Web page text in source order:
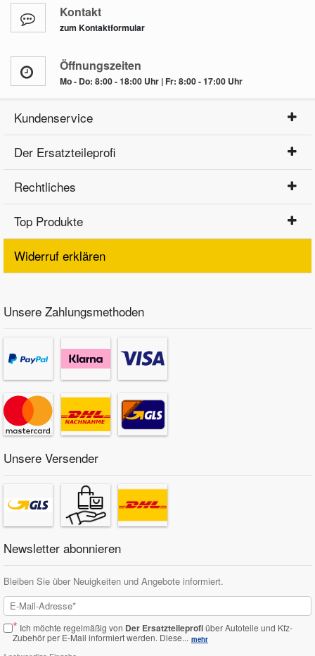
Kontakt
zum Kontaktformular
Öffnungszeiten
Mo - Do: 8:00 - 18:00 Uhr | Fr: 8:00 - 17:00 Uhr
Kundenservice
Der Ersatzteileprofi
Rechtliches
Top Produkte
Widerruf erklären
Unsere Zahlungsmethoden
Unsere Versender
Newsletter abonnieren
Bleiben Sie über Neuigkeiten und Angebote informiert.
* Ich möchte regelmäßig von Der Ersatzteileprofiüber Autoteile und Kfz-
Zubehör per E-Mail informiert werden. Diese... mehr